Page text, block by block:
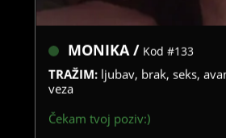
veza